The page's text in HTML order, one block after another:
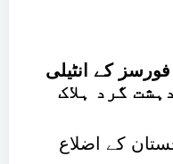
کے انٹیلی
کے اضلاع